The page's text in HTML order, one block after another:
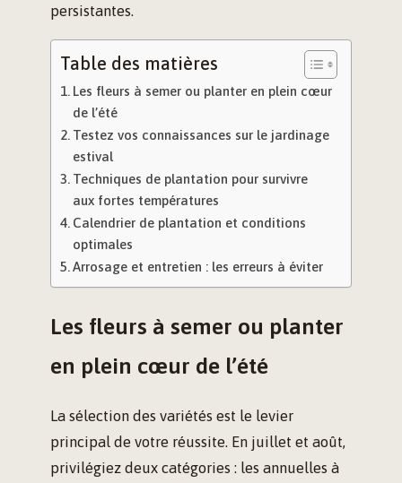
persistantes.
Table des matières
Les fleurs à semer ou planter en plein cœur
de l’été
Testez vos connaissances sur le jardinage
estival
Techniques de plantation pour survivre
aux fortes températures
Calendrier de plantation et conditions
optimales
Arrosage et entretien : les erreurs à éviter
Les fleurs à semer ou planter
en plein cœur de l’été
La sélection des variétés est le levier
principal de votre réussite. En juillet et août,
privilégiez deux catégories : les annuelles à